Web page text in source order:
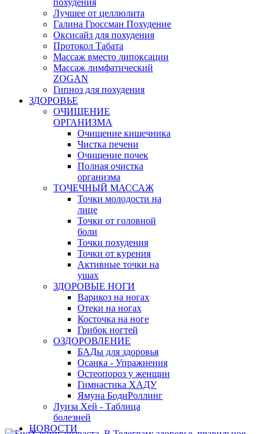
похудения
Лучшее от целлюлита
Галина Гроссман Похудение
Оксисайз для похудения
Протокол Табата
Массаж вместо липоксации
Массаж лимфатический
ZOGAN
Гипноз для похудения
ЗДОРОВЬЕ
ОЧИЩЕНИЕ
ОРГАНИЗМА
Очищение кишечника
Чистка печени
Очищение почек
Полная очистка
организма
ТОЧЕЧНЫЙ МАССАЖ
Точки молодости на
лице
Точки от головной
боли
Точки похудения
Точки от курения
Активные точки на
ушах
ЗДОРОВЫЕ НОГИ
Варикоз на ногах
Отеки на ногах
Косточка на ноге
Грибок ногтей
ОЗДОРОВЛЕНИЕ
БАДы для здоровья
Осанка - Упражнения
Остеопороз у женщин
Гимнастика ХАДУ
Ямуна БодиРоллинг
Луиза Хей - Таблица
болезней
НОВОСТИ